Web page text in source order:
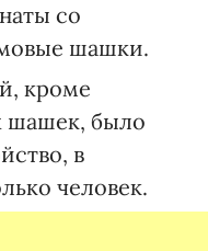
со
шашки.
кроме
шашек, было
в
человек.